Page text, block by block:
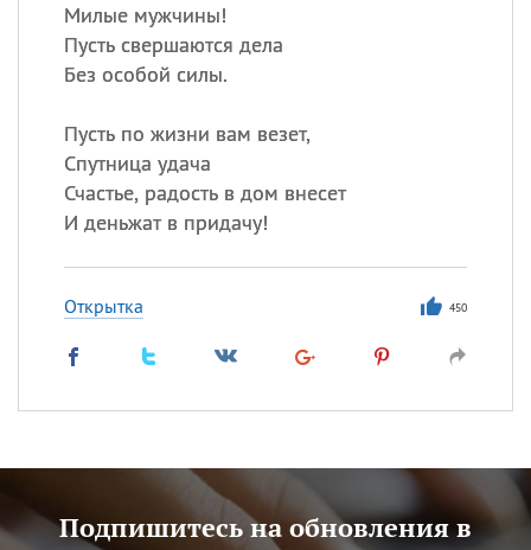
Милые мужчины!
Пусть свершаются дела
Без особой силы.
Пусть по жизни вам везет,
Спутница удача
Счастье, радость в дом внесет
И деньжат в придачу!
Открытка 450
Подпишитесь на обновления в